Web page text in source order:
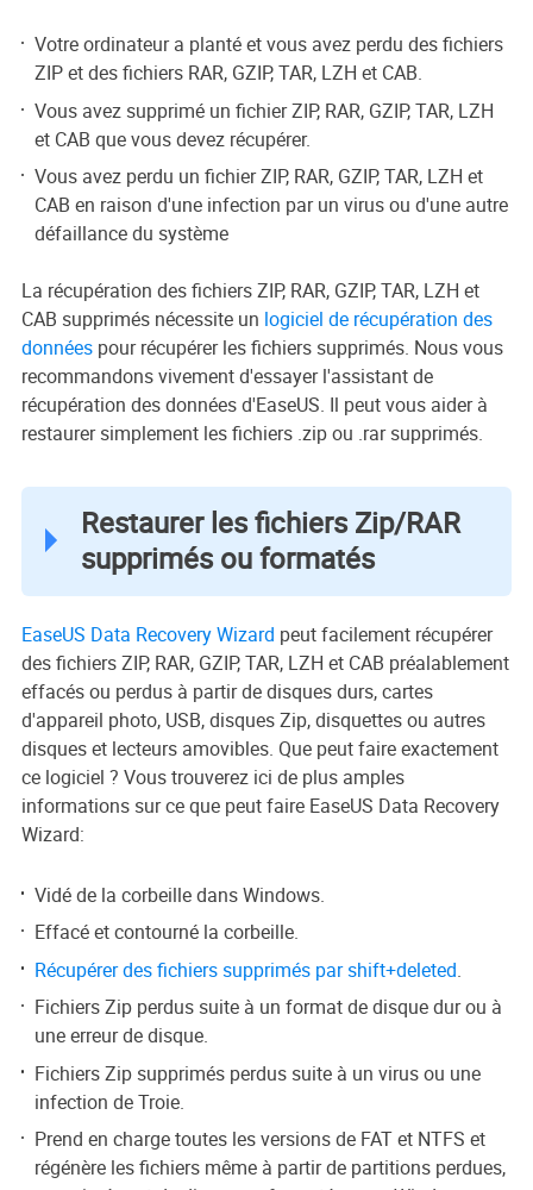
Votre ordinateur a planté et vous avez perdu des fichiers
ZIP et des fichiers RAR, GZIP, TAR, LZH et CAB.
Vous avez supprimé un fichier ZIP, RAR, GZIP, TAR, LZH
et CAB que vous devez récupérer.
Vous avez perdu un fichier ZIP, RAR, GZIP, TAR, LZH et
CAB en raison d'une infection par un virus ou d'une autre
défaillance du système
La récupération des fichiers ZIP, RAR, GZIP, TAR, LZH et
CAB supprimés nécessite un logiciel de récupération des
donnéespour récupérer les fichiers supprimés. Nous vous
recommandons vivement d'essayer l'assistant de
récupération des données d'EaseUS. Il peut vous aider à
restaurer simplement les fichiers .zip ou .rar supprimés.
Restaurer les fichiers Zip/RAR
supprimés ou formatés
EaseUS Data Recovery Wizard peut facilement récupérer
des fichiers ZIP, RAR, GZIP, TAR, LZH et CAB préalablement
effacés ou perdus à partir de disques durs, cartes
d'appareil photo, USB, disques Zip, disquettes ou autres
disques et lecteurs amovibles. Que peut faire exactement
ce logiciel ? Vous trouverez ici de plus amples
informations sur ce que peut faire EaseUS Data Recovery
Wizard:
Vidé de la corbeille dans Windows.
Effacé et contourné la corbeille.
Récupérer des fichiers supprimés par shift+deleted.
Fichiers Zip perdus suite à un format de disque dur ou à
une erreur de disque.
Fichiers Zip supprimés perdus suite à un virus ou une
infection de Troie.
Prend en charge toutes les versions de FAT et NTFS et
régénère les fichiers même à partir de partitions perdues,